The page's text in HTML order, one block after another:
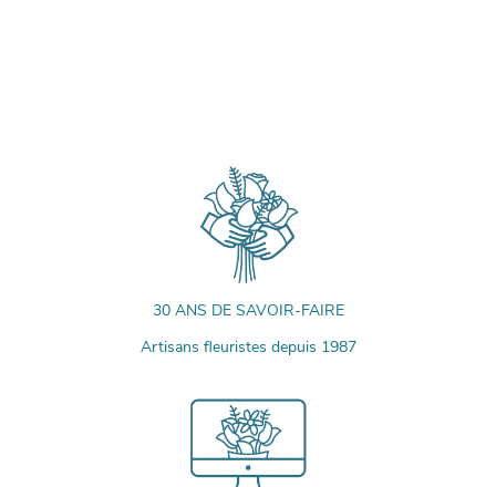
30 ANS DE SAVOIR-FAIRE
Artisans fleuristes depuis 1987